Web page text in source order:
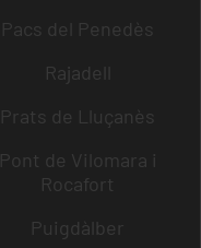
Pacs del Penedès
Rajadell
Prats de Lluçanès
Pont de Vilomara i
Rocafort
Puigdàlber